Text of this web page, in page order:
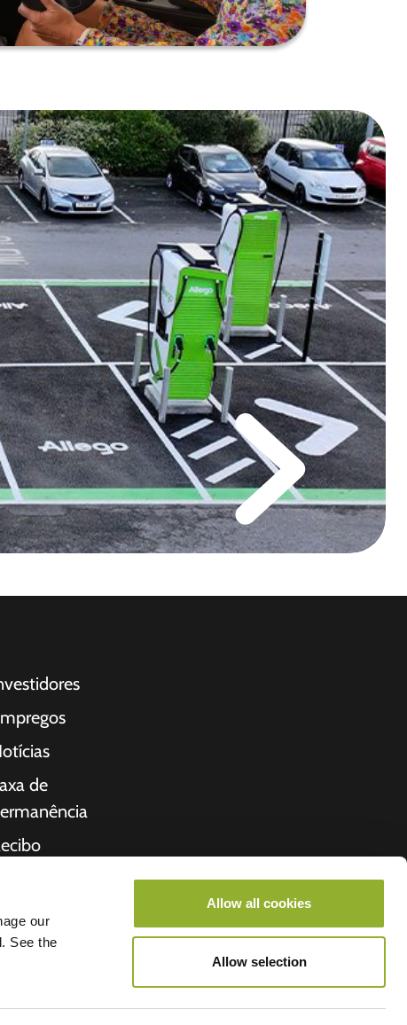
our
See the
Allow all cookies
Allow selection
de